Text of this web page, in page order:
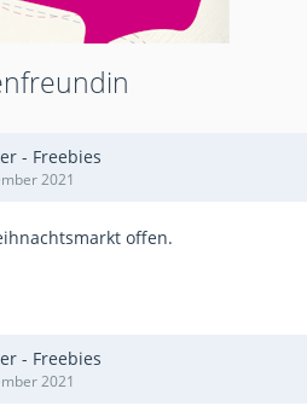
- Freebies
2021
offen.
- Freebies
2021